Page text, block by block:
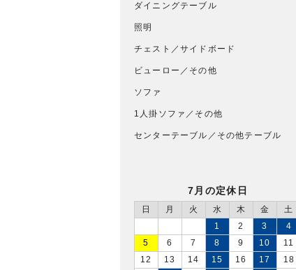
ダイニングテーブル
照明
チェスト／サイドボード
ビューロー／その他
ソファ
1人掛ソファ／その他
センターテーブル／その他テーブル
7月の定休日
日 月 火 水 木 金
土
1
2 3
4
5
6 7 8 9 10
11
12
13 14 15 16 17
18